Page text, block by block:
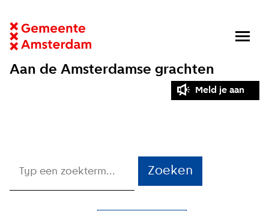
Aan de Amsterdamse grachten
Meld je aan
Zoeken